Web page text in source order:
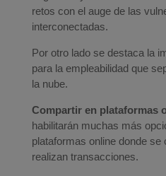
retos con el auge de las
interconectadas.
Por otro lado se destaca la
para la empleabilidad que
la nube.
Compartir en plataformas
habilitarán muchas más
plataformas online donde
realizan transacciones.